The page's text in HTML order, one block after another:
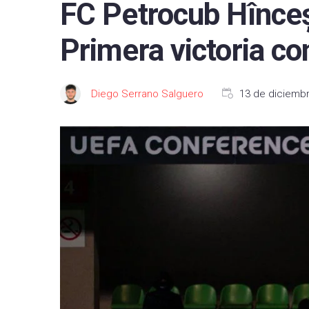
FC
CA
Real
UD
Real
FC Petrocub
Primera victoria
Diego Serrano Salguero 13 de